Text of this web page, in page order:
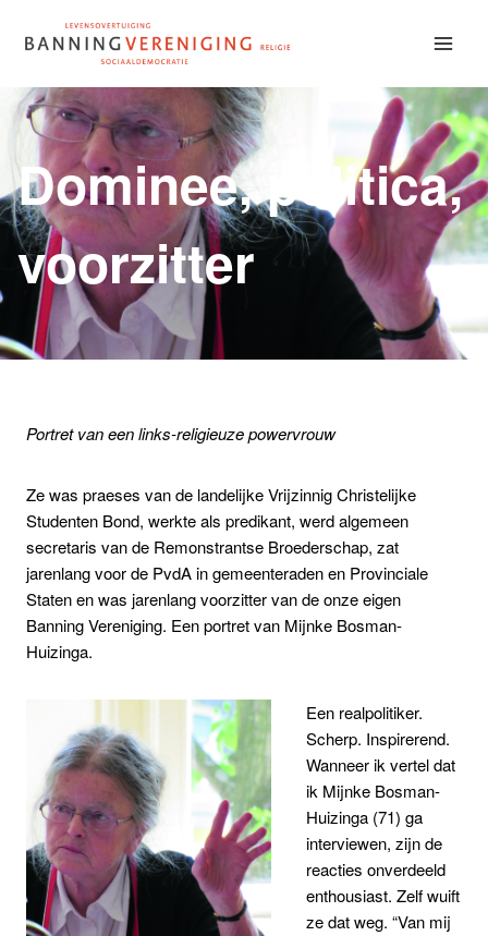
naar
Dominee, politica,
voorzitter
Portret van een links-religieuze powervrouw
Ze was praeses van de landelijke Vrijzinnig Christelijke
Studenten Bond, werkte als predikant, werd algemeen
secretaris van de Remonstrantse Broederschap, zat
jarenlang voor de PvdA in gemeenteraden en Provinciale
Staten en was jarenlang voorzitter van de onze eigen
Banning Vereniging. Een portret van Mijnke Bosman-
Huizinga.
Een realpolitiker.
Scherp. Inspirerend.
Wanneer ik vertel dat
ik Mijnke Bosman-
Huizinga (71) ga
interviewen, zijn de
reacties onverdeeld
enthousiast. Zelf wuift
ze dat weg. “Van mij